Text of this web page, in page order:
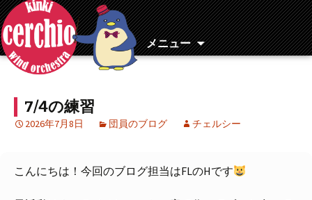
メニュー
コ
ン
テ
ン
7/4の練習
2026年7月8日 団員のブログ チェルシー
こんにちは！今回のブログ担当はFLのHです